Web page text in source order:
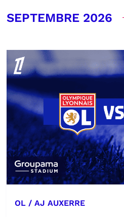
SEPTEMBRE 2026
OL / AJ AUXERRE